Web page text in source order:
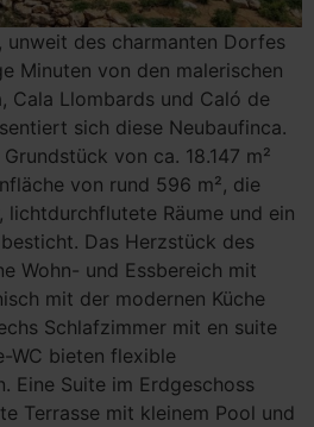
unweit des charmanten Dorfes
Minuten von den malerischen
Cala Llombards und Caló de
sich diese Neubaufinca.
von ca. 18.147 m²
von rund 596 m², die
Räume und ein
Das Herzstück des
Wohn- und Essbereich mit
mit der modernen Küche
Schlafzimmer mit en suite
WC bieten flexible
Eine Suite im Erdgeschoss
Terrasse mit kleinem Pool und